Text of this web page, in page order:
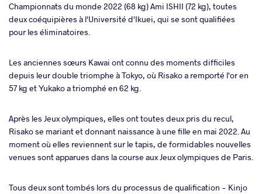
Championnats du monde 2022 (68 kg) Ami ISHII (72 kg), toutes
deux coéquipières à l'Université d'Ikuei, qui se sont qualifiées
pour les éliminatoires.
Les anciennes sœurs Kawai ont connu des moments difficiles
depuis leur double triomphe à Tokyo, où Risako a remporté l'or en
57 kg et Yukako a triomphé en 62 kg.
Après les Jeux olympiques, elles ont toutes deux pris du recul,
Risako se mariant et donnant naissance à une fille en mai 2022. Au
moment où elles reviennent sur le tapis, de formidables nouvelles
venues sont apparues dans la course aux Jeux olympiques de Paris.
Tous deux sont tombés lors du processus de qualification - Kinjo